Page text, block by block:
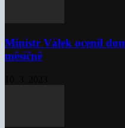
Ministr Válek ocenil
měsíčně